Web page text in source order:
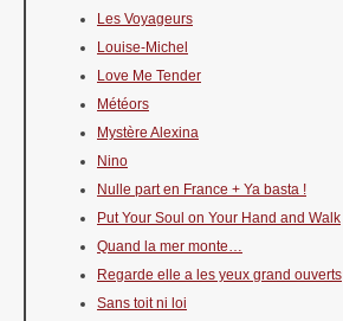
Les Voyageurs
Louise-Michel
Love Me Tender
Météors
Mystère Alexina
Nino
Nulle part en France + Ya basta !
Put Your Soul on Your Hand and Walk
Quand la mer monte…
Regarde elle a les yeux grand ouverts
Sans toit ni loi